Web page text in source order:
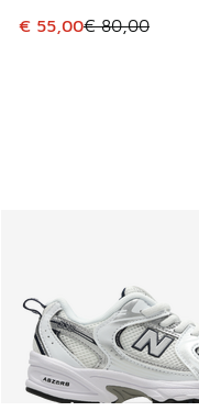
Dieser Artikel ist im
€ 55,00€ 80,00